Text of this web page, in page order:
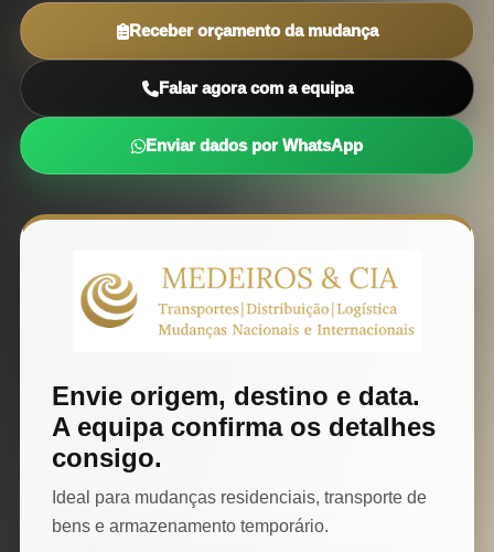
Receber orçamento da mudança
Falar agora com a equipa
Enviar dados por WhatsApp
Envie origem, destino e data.
A equipa confirma os detalhes
consigo.
Ideal para mudanças residenciais, transporte de
bens e armazenamento temporário.